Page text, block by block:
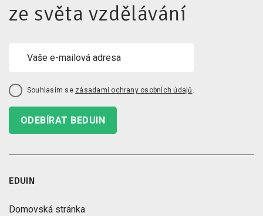
ze světa vzdělávání
Souhlasím se zásadami ochrany osobních údajů .
ODEBÍRAT BEDUIN
EDUIN
Domovská stránka